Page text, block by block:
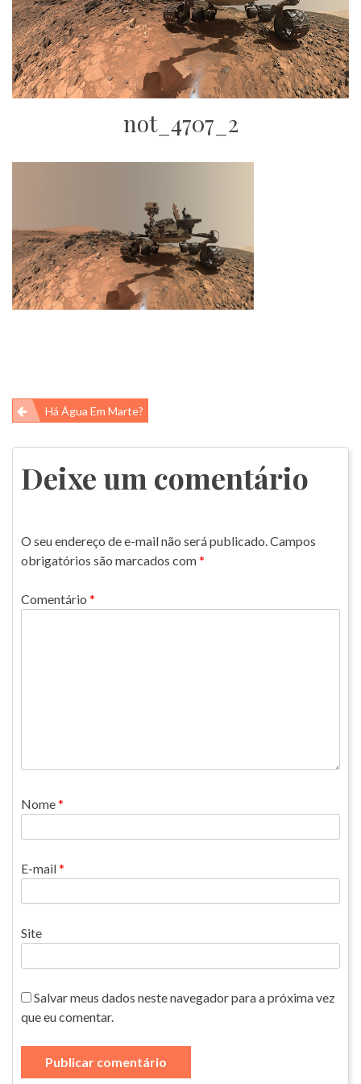
not_4707_2
Navegação
de
Post
Há Água Em Marte?
Deixe um comentário
O seu endereço de e-mail não será publicado.Campos
obrigatórios são marcados com*
Comentário *
Nome*
E-mail*
Site
Salvar meus dados neste navegador para a próxima vez
que eu comentar.